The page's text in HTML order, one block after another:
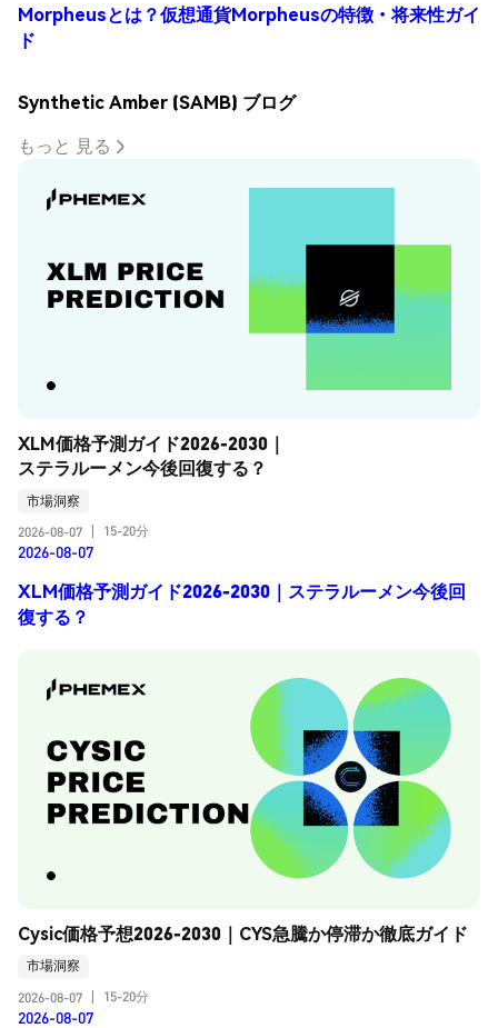
Morpheusとは？仮想通貨Morpheusの特徴・将来性ガイ
ド
Synthetic Amber (SAMB) ブログ
もっと 見る
XLM価格予測ガイド2026-2030｜
ステラルーメン今後回復する？
市場洞察
2026-08-07
15-20分
2026-08-07
XLM価格予測ガイド2026-2030｜ステラルーメン今後回
復する？
Cysic価格予想2026-2030｜CYS急騰か停滞か徹底ガイド
市場洞察
2026-08-07
15-20分
2026-08-07